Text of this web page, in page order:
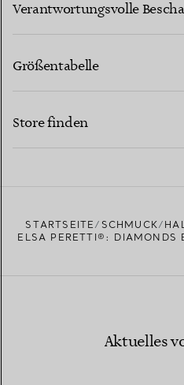
Verantwortungsvolle
Größentabelle
Store finden
STARTSEITE SCHMUCK
ELSA PERETTI®: DIAMONDS
Aktuelles